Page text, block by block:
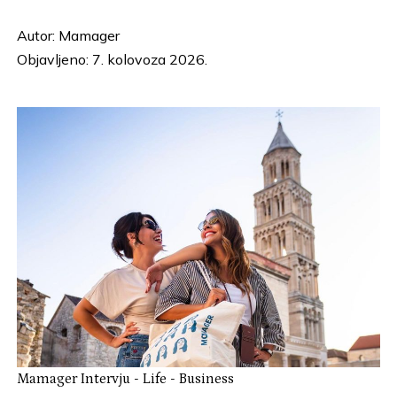
Autor: Mamager
Objavljeno: 7. kolovoza 2026.
Mamager Intervju -Life -Business